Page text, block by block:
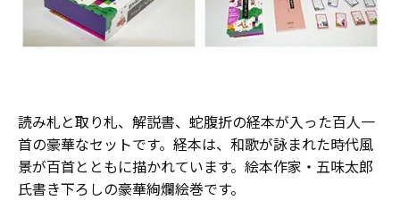
読み札と取り札、解説書、蛇腹折の経本が入った百人一
首の豪華なセットです。経本は、和歌が詠まれた時代風
景が百首とともに描かれています。絵本作家・五味太郎
氏書き下ろしの豪華絢爛絵巻です。